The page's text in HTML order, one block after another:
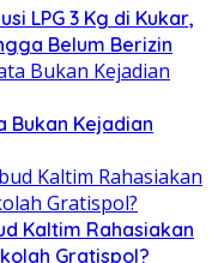
LPG 3 Kg di Kukar,
Belum Berizin
Bukan Kejadian
Kaltim Rahasiakan
Gratispol?